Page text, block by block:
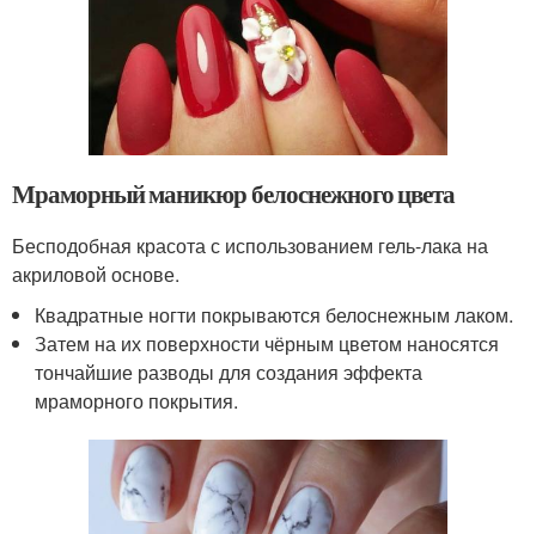
Мраморный маникюр белоснежного цвета
Бесподобная красота с использованием гель-лака на
акриловой основе.
Квадратные ногти покрываются белоснежным лаком.
Затем на их поверхности чёрным цветом наносятся
тончайшие разводы для создания эффекта
мраморного покрытия.